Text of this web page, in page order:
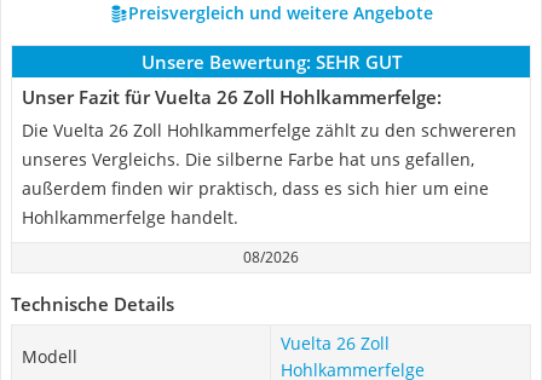
Preisvergleich und weitere Angebote
Unsere Bewertung: SEHR GUT
Unser Fazit für Vuelta 26 Zoll Hohlkammerfelge:
Die Vuelta 26 Zoll Hohlkammerfelge zählt zu den schwereren
unseres Vergleichs. Die silberne Farbe hat uns gefallen,
außerdem finden wir praktisch, dass es sich hier um eine
Hohlkammerfelge handelt.
08/2026
Technische Details
Modell
Vuelta 26 Zoll
Hohlkammerfelge